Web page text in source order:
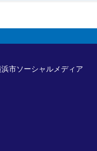
浜市ソーシャルメディア